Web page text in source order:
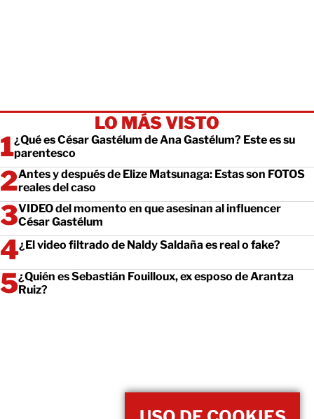
LO MÁS VISTO
¿Qué es César Gastélum de Ana Gastélum? Este es su
parentesco
Antes y después de Elize Matsunaga: Estas son FOTOS
reales del caso
VIDEO del momento en que asesinan al influencer
César Gastélum
¿El video filtrado de Naldy Saldaña es real o fake?
¿Quién es Sebastián Fouilloux, ex esposo de Arantza
Ruiz?